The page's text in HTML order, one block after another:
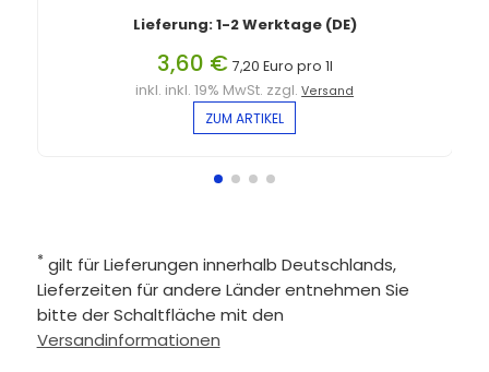
Lieferung: 1-2 Werktage (DE)
3,60 € 7,20 Euro pro 1l
inkl. inkl. 19% MwSt. zzgl.Versand
ZUM ARTIKEL
* gilt für Lieferungen innerhalb Deutschlands,
Lieferzeiten für andere Länder entnehmen Sie
bitte der Schaltfläche mit den
Versandinformationen